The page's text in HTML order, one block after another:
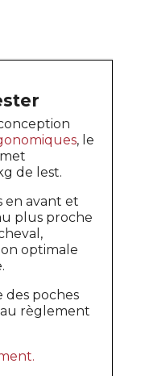
, le
de lest.
en avant et
plus proche
optimale
des poches
règlement